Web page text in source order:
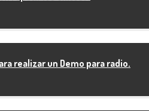
realizar un Demo para radio.